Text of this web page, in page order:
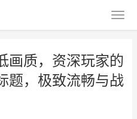
画质，资深玩家的
题，极致流畅与战